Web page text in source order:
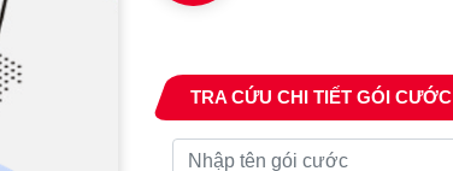
TRA CỨU CHI TIẾT GÓI CƯỚC